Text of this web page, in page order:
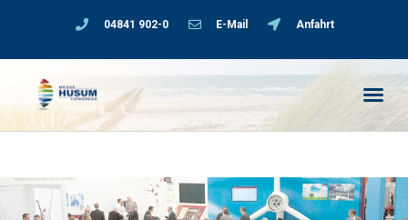
04841 902-0 E-Mail Anfahrt